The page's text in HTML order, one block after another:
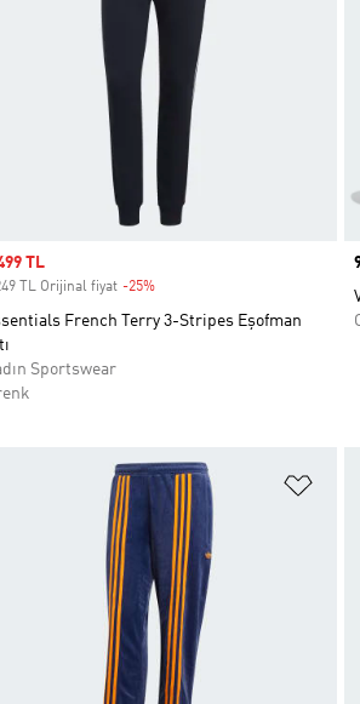
price
TL
TL Orijinal fiyat -25%
French Terry 3-Stripes Eşofman
Sportswear
Listesine Ekle